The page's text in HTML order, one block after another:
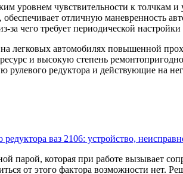
уровнем чувствительности к толчкам
отличную маневренность
чего требует периодической
легковых автомобилях повышенной
и высокую степень
рулевого редуктора и действующие на
редуктора ваз 2106: устройство,
парой, которая при работе вызывает
от этого фактора возможности нет.